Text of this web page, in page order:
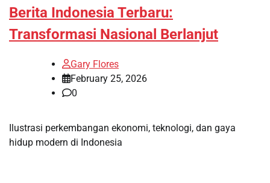
Berita Indonesia Terbaru:
Transformasi Nasional Berlanjut
Gary Flores
February 25, 2026
0
Ilustrasi perkembangan ekonomi, teknologi, dan gaya
hidup modern di Indonesia